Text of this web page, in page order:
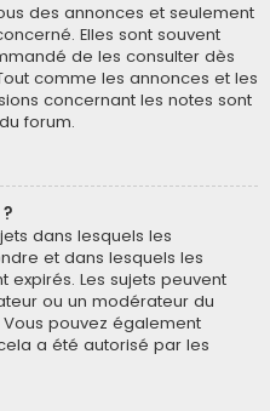
des annonces et seulement
Elles sont souvent
de les consulter dès
comme les annonces et les
concernant les notes sont
forum.
dans lesquels les
et dans lesquels les
Les sujets peuvent
ou un modérateur du
pouvez également
a été autorisé par les